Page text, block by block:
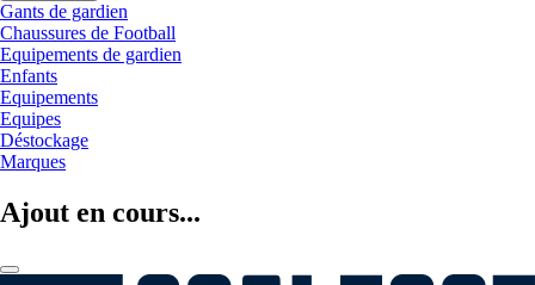
Gants de gardien
Chaussures de Football
Equipements de gardien
Enfants
Equipements
Equipes
Déstockage
Marques
Ajout en cours...